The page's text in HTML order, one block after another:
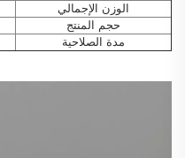
الوزن الإجمالي
حجم المنتج
مدة الصلاحية